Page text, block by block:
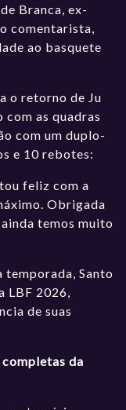
Branca, ex-
comentarista,
ao basquete
o retorno de Ju
com as quadras
com um duplo-
e 10 rebotes:
feliz com a
Obrigada
temos muito
Santo
LBF 2026,
de suas
da